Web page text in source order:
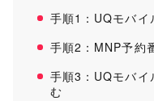
手順1：UQモバイ
手順2：MNP予約
手順3：UQモバイ
む